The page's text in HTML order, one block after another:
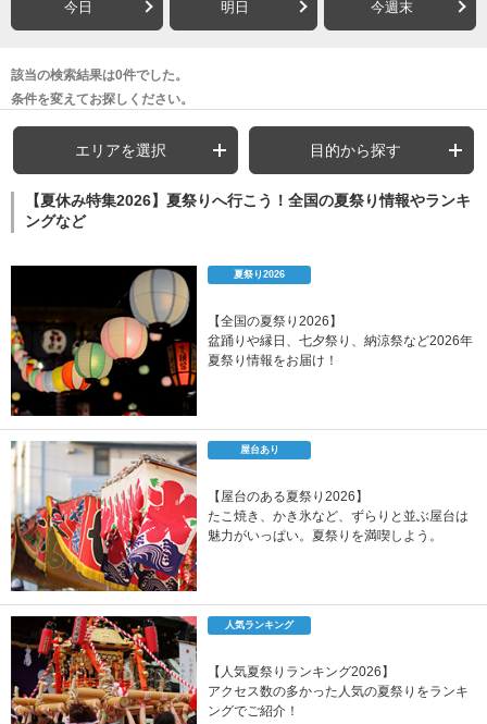
今日 明日 今週末
該当の検索結果は0件でした。
条件を変えてお探しください。
エリアを選択 目的から探す
【夏休み特集2026】夏祭りへ行こう！全国の夏祭り情報やランキ
ングなど
夏祭り2026
【全国の夏祭り2026】
盆踊りや縁日、七夕祭り、納涼祭など2026年
夏祭り情報をお届け！
屋台あり
【屋台のある夏祭り2026】
たこ焼き、かき氷など、ずらりと並ぶ屋台は
魅力がいっぱい。夏祭りを満喫しよう。
人気ランキング
【人気夏祭りランキング2026】
アクセス数の多かった人気の夏祭りをランキ
ングでご紹介！